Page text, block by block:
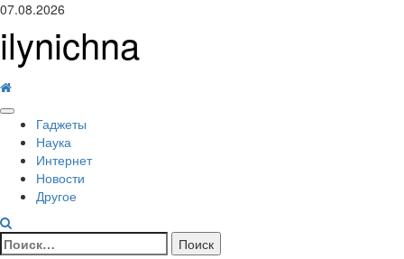
Перейти
содержимому
07.08.2026
ilynichna
Основное
меню
Гаджеты
Наука
Интернет
Новости
Другое
Найти: